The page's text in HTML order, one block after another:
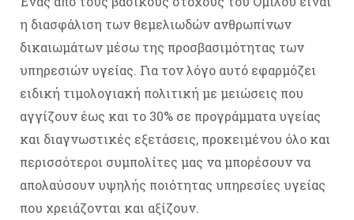
η διασφάλιση των θεμελιωδών ανθρωπίνων
δικαιωμάτων μέσω της προσβασιμότητας των
υπηρεσιών υγείας. Για τον λόγο αυτό εφαρμόζει
ειδική τιμολογιακή πολιτική με μειώσεις που
αγγίζουν έως και το 30% σε προγράμματα υγείας
και διαγνωστικές εξετάσεις, προκειμένου όλο και
περισσότεροι συμπολίτες μας να μπορέσουν να
απολαύσουν υψηλής ποιότητας υπηρεσίες υγείας
που χρειάζονται και αξίζουν.